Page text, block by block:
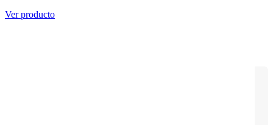
Ver producto